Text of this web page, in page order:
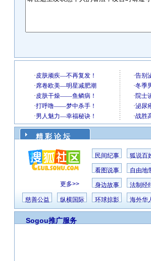
精 彩 论 坛
更多>>
民间纪事 狐说百
看图说事 自由地
身边故事 法制经
慈善公益 纵横国际 环球掠影 海外华
Sogou推广服务